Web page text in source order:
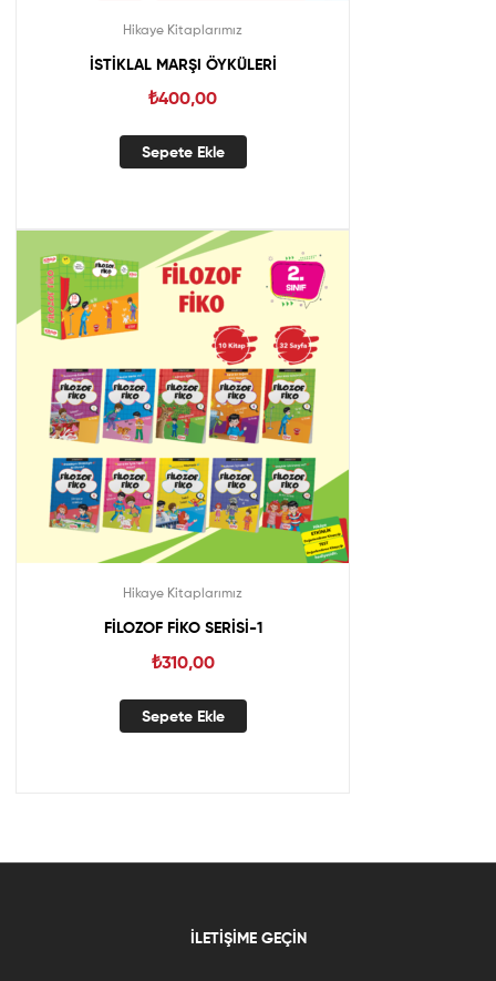
Hikaye Kitaplarımız
İSTİKLAL MARŞI ÖYKÜLERİ
₺400,00
Sepete Ekle
Hikaye Kitaplarımız
FİLOZOF FİKO SERİSİ-1
₺310,00
Sepete Ekle
İLETIŞIME GEÇIN